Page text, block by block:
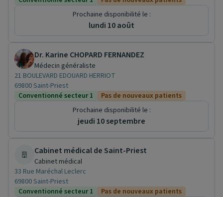
Prochaine disponibilité le :
lundi 10 août
Dr. Karine CHOPARD FERNANDEZ
Médecin généraliste
21 BOULEVARD EDOUARD HERRIOT
69800 Saint-Priest
Conventionné secteur 1
Pas de nouveaux patients
Prochaine disponibilité le :
jeudi 10 septembre
Cabinet médical de Saint-Priest
Cabinet médical
33 Rue Maréchal Leclerc
69800 Saint-Priest
Conventionné secteur 1
Pas de nouveaux patients